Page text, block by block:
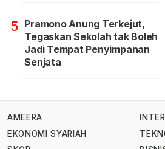
5 Pramono Anung Terkejut,
Tegaskan Sekolah tak Boleh
Jadi Tempat Penyimpanan
Senjata
AMEERA
EKONOMI SYARIAH